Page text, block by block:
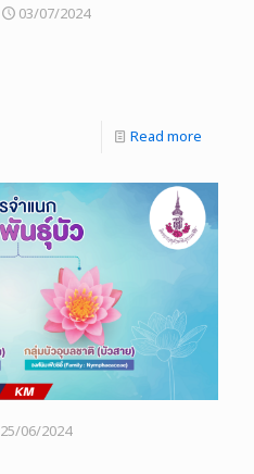
03/07/2024
Read more
25/06/2024